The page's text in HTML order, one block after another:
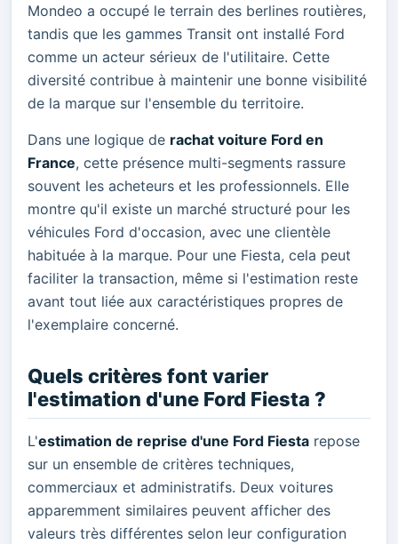
Mondeo a occupé le terrain des berlines routières,
tandis que les gammes Transit ont installé Ford
comme un acteur sérieux de l'utilitaire. Cette
diversité contribue à maintenir une bonne visibilité
de la marque sur l'ensemble du territoire.
Dans une logique de rachat voiture Ford en
France, cette présence multi-segments rassure
souvent les acheteurs et les professionnels. Elle
montre qu'il existe un marché structuré pour les
véhicules Ford d'occasion, avec une clientèle
habituée à la marque. Pour une Fiesta, cela peut
faciliter la transaction, même si l'estimation reste
avant tout liée aux caractéristiques propres de
l'exemplaire concerné.
Quels critères font varier
l'estimation d'une Ford Fiesta ?
L'estimation de reprise d'une Ford Fiesta repose
sur un ensemble de critères techniques,
commerciaux et administratifs. Deux voitures
apparemment similaires peuvent afficher des
valeurs très différentes selon leur configuration